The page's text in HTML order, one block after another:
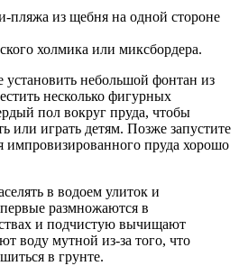
пляжа из щебня на одной стороне
холмика или миксбордера.
небольшой фонтан из
несколько фигурных
пол вокруг пруда, чтобы
или играть детям. Позже запустите
пруда хорошо
в водоем улиток и
размножаются в
и подчистую вычищают
воду мутной из-за того, что
в грунте.